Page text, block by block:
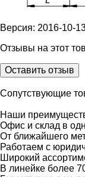
Версия: 2016-10-
Отзывы на этот
Оставить отзыв
Сопутствующие
Наши
Офис и склад в
От ближайшего
Работаем с
Широкий
В линейке более